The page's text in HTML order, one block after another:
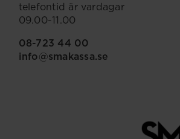
telefontid är vardagar
09.00-11.00
08-723 44 00
info@smakassa.se